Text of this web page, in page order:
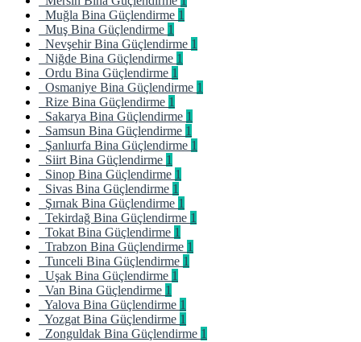
Muğla Bina Güçlendirme 1
Muş Bina Güçlendirme 1
Nevşehir Bina Güçlendirme 1
Niğde Bina Güçlendirme 1
Ordu Bina Güçlendirme 1
Osmaniye Bina Güçlendirme 1
Rize Bina Güçlendirme 1
Sakarya Bina Güçlendirme 1
Samsun Bina Güçlendirme 1
Şanlıurfa Bina Güçlendirme 1
Siirt Bina Güçlendirme 1
Sinop Bina Güçlendirme 1
Sivas Bina Güçlendirme 1
Şırnak Bina Güçlendirme 1
Tekirdağ Bina Güçlendirme 1
Tokat Bina Güçlendirme 1
Trabzon Bina Güçlendirme 1
Tunceli Bina Güçlendirme 1
Uşak Bina Güçlendirme 1
Van Bina Güçlendirme 1
Yalova Bina Güçlendirme 1
Yozgat Bina Güçlendirme 1
Zonguldak Bina Güçlendirme 1